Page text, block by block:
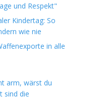
und Respekt"
Kindertag: So
wie nie
in alle
arm, wärst du
sind die